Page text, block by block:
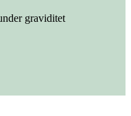
graviditet